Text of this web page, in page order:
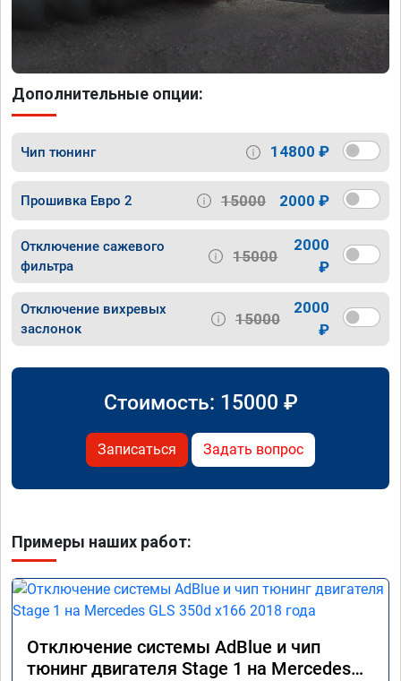
Дополнительные опции:
Чип тюнинг 14800 ₽
Прошивка Евро 2 15000 2000 ₽
Отключение сажевого
фильтра
15000
2000
₽
Отключение вихревых
заслонок
15000
2000
₽
Стоимость: 15000 ₽
Записаться Задать вопрос
Примеры наших работ:
Отключение системы AdBlue и чип
тюнинг двигателя Stage 1 на Mercedes